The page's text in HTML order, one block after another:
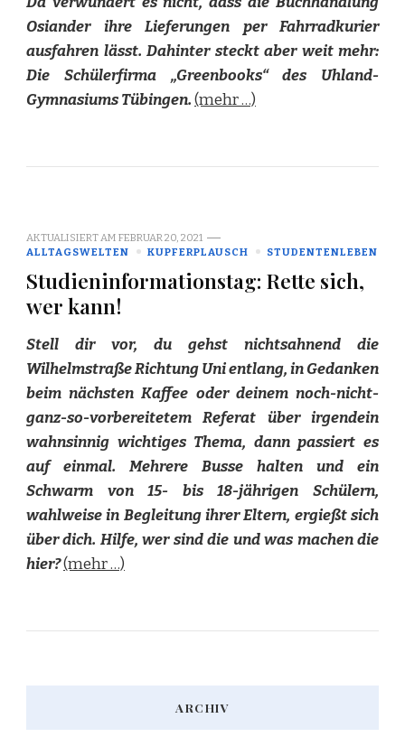
Osiander ihre Lieferungen per Fahrradkurier
ausfahren lässt. Dahinter steckt aber weit mehr:
Die Schülerfirma „Greenbooks“ des Uhland-
Gymnasiums Tübingen.(mehr …)
AKTUALISIERT AM FEBRUAR 20, 2021
ALLTAGSWELTEN
KUPFERPLAUSCH STUDENTENLEBEN
Studieninformationstag: Rette sich,
wer kann!
Stell dir vor, du gehst nichtsahnend die
Wilhelmstraße Richtung Uni entlang, in Gedanken
beim nächsten Kaffee oder deinem noch-nicht-
ganz-so-vorbereitetem Referat über irgendein
wahnsinnig wichtiges Thema, dann passiert es
auf einmal. Mehrere Busse halten und ein
Schwarm von 15- bis 18-jährigen Schülern,
wahlweise in Begleitung ihrer Eltern, ergießt sich
über dich. Hilfe, wer sind die und was machen die
hier?(mehr …)
ARCHIV